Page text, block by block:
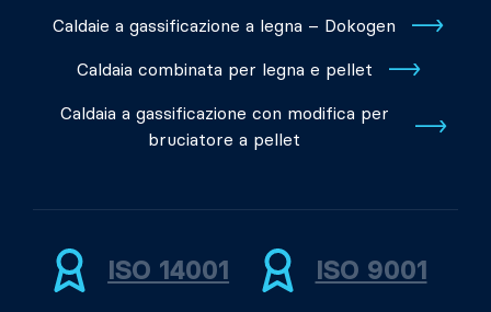
Caldaie a gassificazione a legna – Dokogen
Caldaia combinata per legna e pellet
Caldaia a gassificazione con modifica per
bruciatore a pellet
ISO 14001 ISO 9001